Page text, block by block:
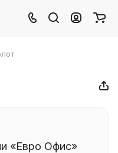
«Евро Офис»